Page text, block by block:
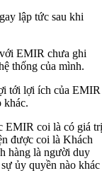
lập tức sau khi
EMIR chưa ghi
thống của mình.
tới lợi ích của EMIR
khác.
EMIR coi là có giá trị
được coi là Khách
hàng là người duy
ủy quyền nào khác